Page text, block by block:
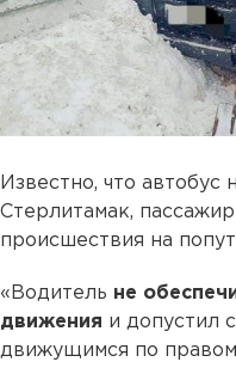
Известно, что
Стерлитамак,
происшествия на
«Водитель не
движения и допустил
движущимся по